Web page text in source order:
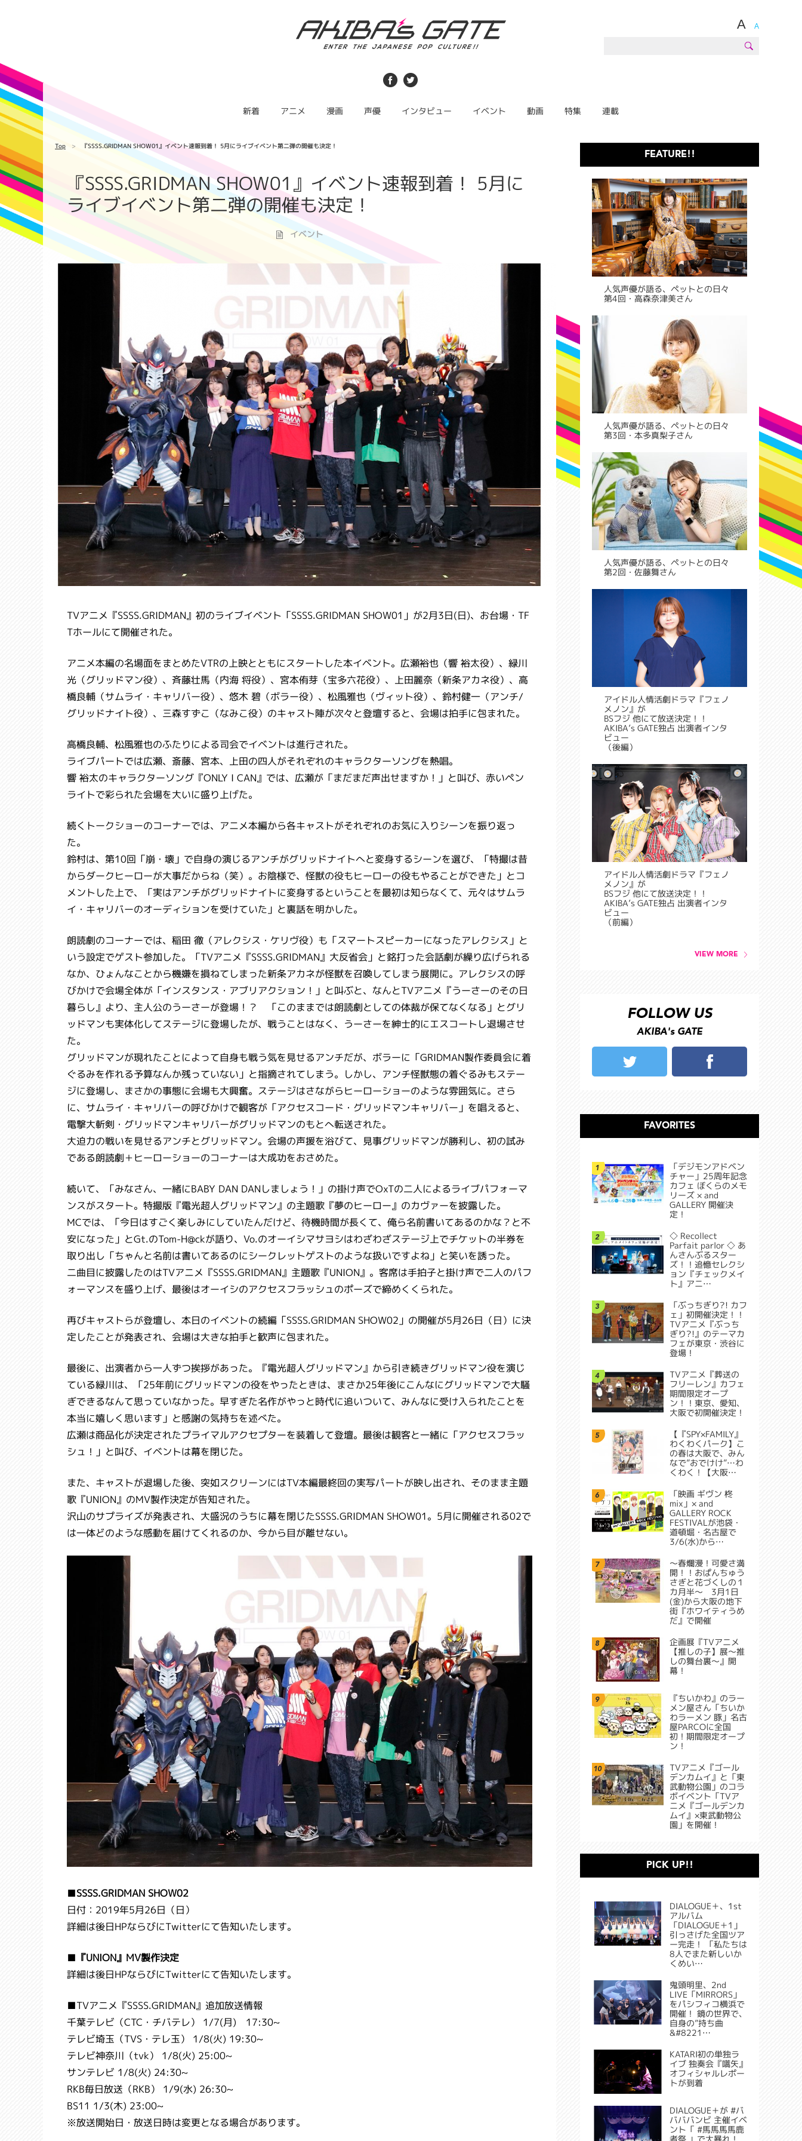
A A
新着 アニメ 漫画 声優 インタビュー イベント 動画 特集 連載
FEATURE!!
人気声優が語る、ペットとの日々
第4回・高森奈津美さん
人気声優が語る、ペットとの日々
第3回・本多真梨子さん
人気声優が語る、ペットとの日々
第2回・佐藤舞さん
アイドル人情活劇ドラマ『フェノ
メノン』が
BSフジ 他にて放送決定！！
AKIBA’s GATE独占 出演者インタ
ビュー
（後編）
アイドル人情活劇ドラマ『フェノ
メノン』が
BSフジ 他にて放送決定！！
AKIBA’s GATE独占 出演者インタ
ビュー
（前編）
VIEW MORE
FOLLOW US
AKIBA's GATE
FAVORITES
1
「デジモンアドベン
チャー」25周年記念
カフェ ぼくらのメモ
リーズ × and
GALLERY 開催決
定！
2
◇ Recollect
Parfait parlor ◇ あ
んさんぶるスター
ズ！！追憶セレクシ
ョン『チェックメイ
ト』アニ…
3
「ぶっちぎり?! カフ
ェ」初開催決定！！
TVアニメ『ぶっち
ぎり?!』のテーマカ
フェが東京・渋谷に
登場！
4
TVアニメ『葬送の
フリーレン』カフェ
期間限定オープ
ン！！東京、愛知、
大阪で初開催決定！
5
【『SPY×FAMILY』
わくわくパーク】こ
の春は大阪で、みん
なで”おでけけ”…わ
くわく！【大阪…
6
「映画 ギヴン 柊
mix」× and
GALLERY ROCK
FESTIVALが池袋・
道頓堀・名古屋で
3/6(水)から…
7
～春爛漫！可愛さ満
開！！おぱんちゅう
さぎと花づくしの１
カ月半～ 3月1日
(金)から大阪の地下
街『ホワイティうめ
だ』で開催
8
企画展『TVアニメ
【推しの子】展～推
しの舞台裏～』開
幕！
9
『ちいかわ』のラー
メン屋さん「ちいか
わラーメン 豚」名古
屋PARCOに全国
初！期間限定オープ
ン！
10
TVアニメ『ゴール
デンカムイ』と「東
武動物公園」のコラ
ボイベント「TVア
ニメ『ゴールデンカ
ムイ』×東武動物公
園」を開催！
PICK UP!!
DIALOGUE＋、1st
アルバム
「DIALOGUE＋1」
引っさげた全国ツア
ー完走！ 「私たちは
8人でまた新しいか
くめい…
鬼頭明里、2nd
LIVE「MIRRORS」
をパシフィコ横浜で
開催！ 鏡の世界で、
自身の”持ち曲
&#8221…
KATARI初の単独ラ
イブ 独奏会『嚆矢』
オフィシャルレポー
トが到着
DIALOGUE＋が #バ
バババンビ 主催イベ
ント「 #馬馬馬馬鹿
Top 『SSSS.GRIDMAN SHOW01』イベント速報到着！ 5月にライブイベント第二弾の開催も決定！
『SSSS.GRIDMAN SHOW01』イベント速報到着！ 5月に
ライブイベント第二弾の開催も決定！
イベント
TVアニメ『SSSS.GRIDMAN』初のライブイベント「SSSS.GRIDMAN SHOW01」が2月3日(日)、お台場・TF
Tホールにて開催された。
アニメ本編の名場面をまとめたVTRの上映とともにスタートした本イベント。広瀬裕也（響 裕太役）、緑川
光（グリッドマン役）、斉藤壮馬（内海 将役）、宮本侑芽（宝多六花役）、上田麗奈（新条アカネ役）、高
橋良輔（サムライ・キャリバー役）、悠木 碧（ボラー役）、松風雅也（ヴィット役）、鈴村健一（アンチ/
グリッドナイト役）、三森すずこ（なみこ役）のキャスト陣が次々と登壇すると、会場は拍手に包まれた。
高橋良輔、松風雅也のふたりによる司会でイベントは進行された。
ライブパートでは広瀬、斎藤、宮本、上田の四人がそれぞれのキャラクターソングを熱唱。
響 裕太のキャラクターソング『ONLY I CAN』では、広瀬が「まだまだ声出せますか！」と叫び、赤いペン
ライトで彩られた会場を大いに盛り上げた。
続くトークショーのコーナーでは、アニメ本編から各キャストがそれぞれのお気に入りシーンを振り返っ
た。
鈴村は、第10回「崩・壊」で自身の演じるアンチがグリッドナイトへと変身するシーンを選び、「特撮は昔
からダークヒーローが大事だからね（笑）。お陰様で、怪獣の役もヒーローの役もやることができた」とコ
メントした上で、「実はアンチがグリッドナイトに変身するということを最初は知らなくて、元々はサムラ
イ・キャリバーのオーディションを受けていた」と裏話を明かした。
朗読劇のコーナーでは、稲田 徹（アレクシス・ケリヴ役）も「スマートスピーカーになったアレクシス」と
いう設定でゲスト参加した。「TVアニメ『SSSS.GRIDMAN』大反省会」と銘打った会話劇が繰り広げられる
なか、ひょんなことから機嫌を損ねてしまった新条アカネが怪獣を召喚してしまう展開に。アレクシスの呼
びかけで会場全体が「インスタンス・アブリアクション！」と叫ぶと、なんとTVアニメ『うーさーのその日
暮らし』より、主人公のうーさーが登場！？ 「このままでは朗読劇としての体裁が保てなくなる」とグリ
ッドマンも実体化してステージに登場したが、戦うことはなく、うーさーを紳士的にエスコートし退場させ
た。
グリッドマンが現れたことによって自身も戦う気を見せるアンチだが、ボラーに「GRIDMAN製作委員会に着
ぐるみを作れる予算なんか残っていない」と指摘されてしまう。しかし、アンチ怪獣態の着ぐるみもステー
ジに登場し、まさかの事態に会場も大興奮。ステージはさながらヒーローショーのような雰囲気に。さら
に、サムライ・キャリバーの呼びかけで観客が「アクセスコード・グリッドマンキャリバー」を唱えると、
電撃大斬剣・グリッドマンキャリバーがグリッドマンのもとへ転送された。
大迫力の戦いを見せるアンチとグリッドマン。会場の声援を浴びて、見事グリッドマンが勝利し、初の試み
である朗読劇＋ヒーローショーのコーナーは大成功をおさめた。
続いて、「みなさん、一緒にBABY DAN DANしましょう！」の掛け声でOxTの二人によるライブパフォーマ
ンスがスタート。特撮版『電光超人グリッドマン』の主題歌『夢のヒーロー』のカヴァーを披露した。
MCでは、「今日はすごく楽しみにしていたんだけど、待機時間が長くて、俺ら名前書いてあるのかな？と不
安になった」とGt.のTom-H@ckが語り、Vo.のオーイシマサヨシはわざわざステージ上でチケットの半券を
取り出し「ちゃんと名前は書いてあるのにシークレットゲストのような扱いですよね」と笑いを誘った。
二曲目に披露したのはTVアニメ『SSSS.GRIDMAN』主題歌『UNION』。客席は手拍子と掛け声で二人のパフ
ォーマンスを盛り上げ、最後はオーイシのアクセスフラッシュのポーズで締めくくられた。
再びキャストらが登壇し、本日のイベントの続編「SSSS.GRIDMAN SHOW02」の開催が5月26日（日）に決
定したことが発表され、会場は大きな拍手と歓声に包まれた。
最後に、出演者から一人ずつ挨拶があった。『電光超人グリッドマン』から引き続きグリッドマン役を演じ
ている緑川は、「25年前にグリッドマンの役をやったときは、まさか25年後にこんなにグリッドマンで大騒
ぎできるなんて思っていなかった。早すぎた名作がやっと時代に追いついて、みんなに受け入られたことを
本当に嬉しく思います」と感謝の気持ちを述べた。
広瀬は商品化が決定されたプライマルアクセプターを装着して登壇。最後は観客と一緒に「アクセスフラッ
シュ！」と叫び、イベントは幕を閉じた。
また、キャストが退場した後、突如スクリーンにはTV本編最終回の実写パートが映し出され、そのまま主題
歌『UNION』のMV製作決定が告知された。
沢山のサプライズが発表され、大盛況のうちに幕を閉じたSSSS.GRIDMAN SHOW01。5月に開催される02で
は一体どのような感動を届けてくれるのか、今から目が離せない。
■SSSS.GRIDMAN SHOW02
日付：2019年5月26日（日）
詳細は後日HPならびにTwitterにて告知いたします。
■ 『UNION』MV製作決定
詳細は後日HPならびにTwitterにて告知いたします。
■TVアニメ『SSSS.GRIDMAN』追加放送情報
千葉テレビ（CTC・チバテレ） 1/7(月) 17:30~
テレビ埼玉（TVS・テレ玉） 1/8(火) 19:30~
テレビ神奈川（tvk） 1/8(火) 25:00~
サンテレビ 1/8(火) 24:30~
RKB毎日放送（RKB） 1/9(水) 26:30~
BS11 1/3(木) 23:00~
※放送開始日・放送日時は変更となる場合があります。